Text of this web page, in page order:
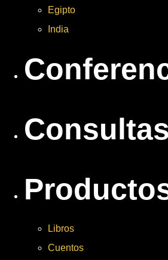
Egipto
India
Consultas
Libros
Cuentos